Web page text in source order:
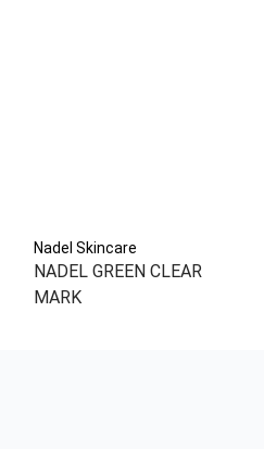
Nadel Skincare
NADEL GREEN CLEAR
MARK